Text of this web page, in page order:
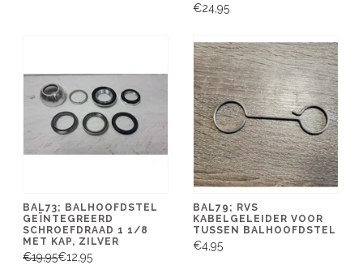
€24,95
BAL73; BALHOOFDSTEL
GEÏNTEGREERD
SCHROEFDRAAD 1 1/8
MET KAP, ZILVER
€19,95€12,95
BAL79; RVS
KABELGELEIDER VOOR
TUSSEN BALHOOFDSTEL
€4,95